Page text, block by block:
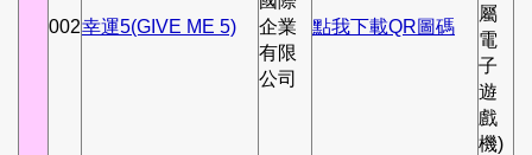
002幸運5(GIVE ME 5)
企業
有限
公司
點我下載QR圖碼
屬
電
子
遊
戲
機)